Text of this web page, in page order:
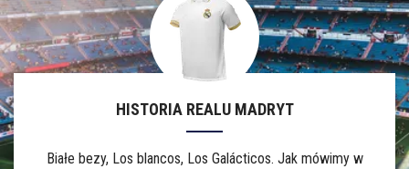
HISTORIA REALU MADRYT
Białe bezy, Los blancos, Los Galácticos. Jak mówimy w